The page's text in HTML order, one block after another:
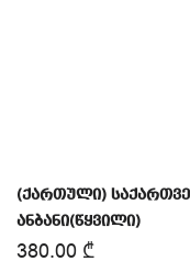
(ქართული)
ანბანი(წყვილი)
380.00 ₾